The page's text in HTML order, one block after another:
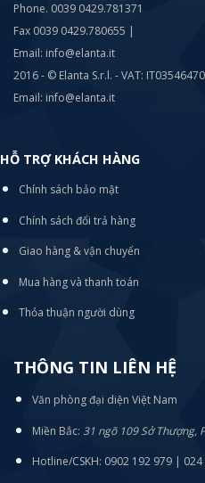
Phone. 0039 0429.781371
Fax 0039 0429.780655 |
Email: info@elanta.it
2016 - © Elanta S.r.l. - VAT:
Email: info@elanta.it
HỖ TRỢ KHÁCH HÀNG
Chính sách bảo mật
Chính sách đổi trả hàng
Giao hàng & vận chuyển
Mua hàng và thanh toán
Thỏa thuận người dùng
THÔNG TIN LIÊN HỆ
Văn phòng đại diện Việt Nam
Miền Bắc: 31 ngõ 109 Sở Thượng,
Hotline/CSKH: 0902 192 979 | 024